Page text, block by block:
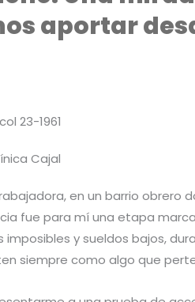
aportar
23-1961
Cajal
en un barrio obrero
fue para mí una etapa
imposibles y sueldos bajos,
siempre como algo que